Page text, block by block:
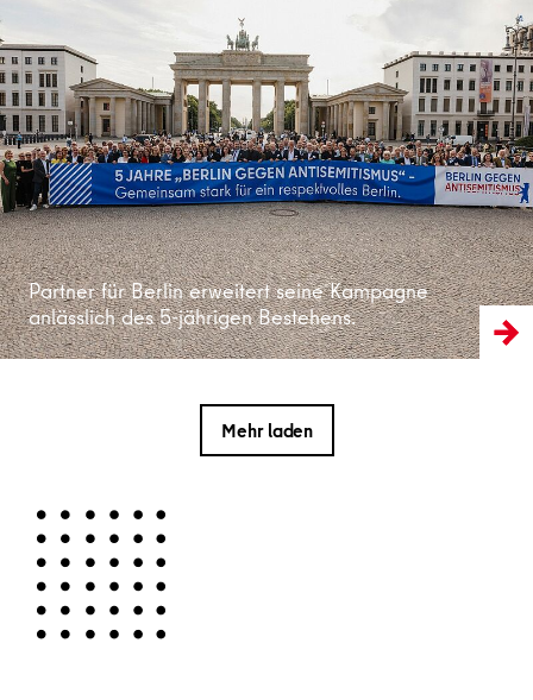
Partner für Berlin erweitert seine Kampagne
anlässlich des 5-jährigen Bestehens.
Weiterlesen
Mehr laden